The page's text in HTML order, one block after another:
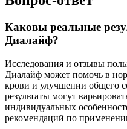
Каковы реальные
Диалайф?
Исследования и отзывы
Диалайф может помочь в
крови и улучшении общего
результаты могут
индивидуальных
рекомендаций по